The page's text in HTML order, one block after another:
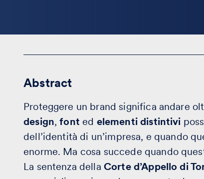
Abstract
Proteggere un brand significa andare
design,font ed elementi distintivi
dell’identità di un’impresa, e quando
enorme. Ma cosa succede quando
La sentenza della Corte d’Appello di